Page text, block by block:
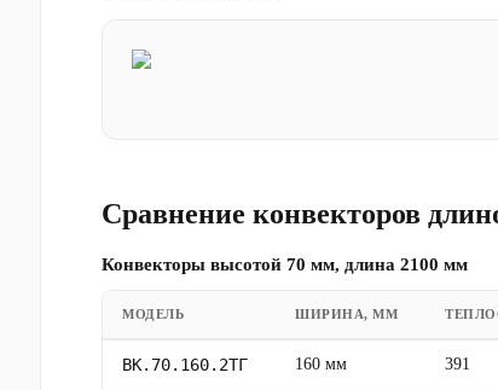
Сравнение конвекторов
Конвекторы высотой 70 мм, длина 2100 мм
МОДЕЛЬ ШИРИНА, ММ
ВК.70.160.2ТГ 160 мм 391